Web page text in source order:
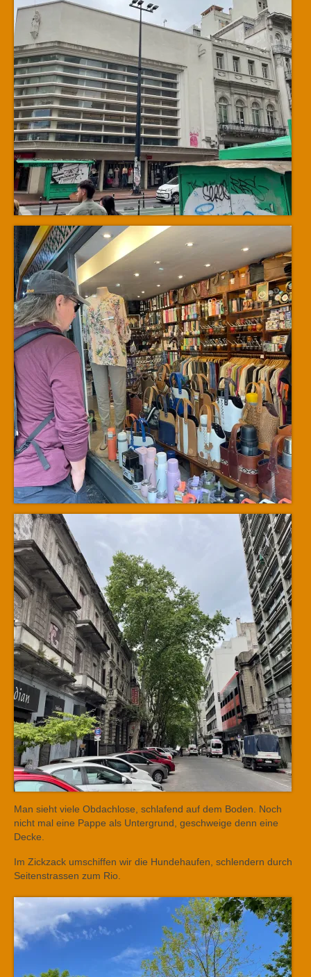
Man sieht viele Obdachlose, schlafend auf dem Boden. Noch
nicht mal eine Pappe als Untergrund, geschweige denn eine
Decke.
Im Zickzack umschiffen wir die Hundehaufen, schlendern durch
Seitenstrassen zum Rio.